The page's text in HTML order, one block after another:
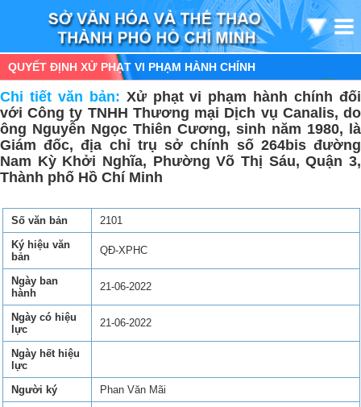
QUYẾT ĐỊNH XỬ PHẠT VI PHẠM HÀNH CHÍNH
Chi tiết văn bản: Xử phạt vi phạm hành chính đối
với Công ty TNHH Thương mại Dịch vụ Canalis, do
ông Nguyễn Ngọc Thiên Cương, sinh năm 1980, là
Giám đốc, địa chỉ trụ sở chính số 264bis đường
Nam Kỳ Khởi Nghĩa, Phường Võ Thị Sáu, Quận 3,
Thành phố Hồ Chí Minh
Số văn bản
2101
Ký hiệu văn
bản
QĐ-XPHC
Ngày ban
hành
21-06-2022
Ngày có hiệu
lực
21-06-2022
Ngày hết hiệu
lực
Người ký
Phan Văn Mãi